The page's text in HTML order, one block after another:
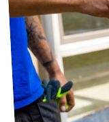
Vacatures
Diensten
Informatie
Contact